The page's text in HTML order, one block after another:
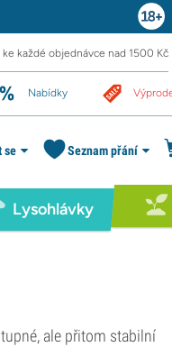
ke každé objednávce nad 1500 Kč
Nabídky
se Seznam přání
Lysohlávky
ale přitom stabilní